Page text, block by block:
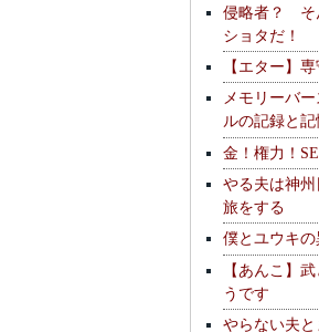
侵略者？ そ
ショタだ！
【エター】
メモリーバ
ルの記録と記
金！権力！
やる夫は神
旅をする
僕とユウキ
【あんこ】
うです
やらない夫